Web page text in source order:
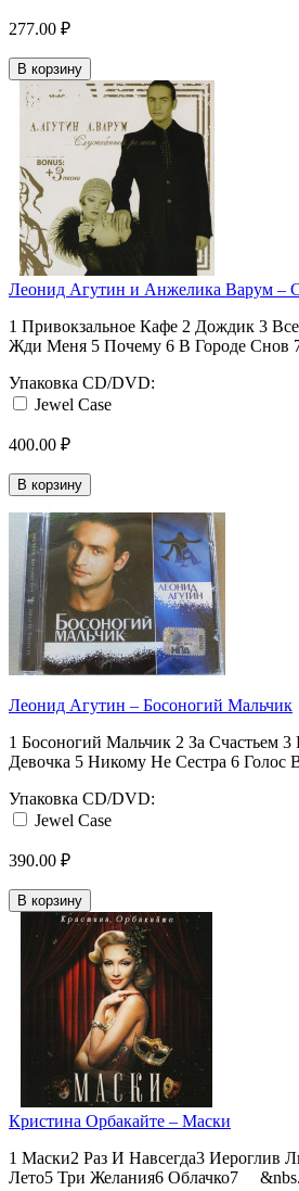
277.00 ₽
В корзину
Леонид Агутин и Анжелика Варум ‎–
1 Привокзальное Кафе 2 Дождик 3
Жди Меня 5 Почему 6 В Городе Снов
Упаковка CD/DVD:
Jewel Case
400.00 ₽
В корзину
Леонид Агутин ‎– Босоногий Мальчик
1 Босоногий Мальчик 2 За Счастьем
Девочка 5 Никому Не Сестра 6 Голос
Упаковка CD/DVD:
Jewel Case
390.00 ₽
В корзину
Кристина Орбакайте ‎– Маски
1 Маски2 Раз И Навсегда3 Иероглив
Лето5 Три Желания6 Облачко7